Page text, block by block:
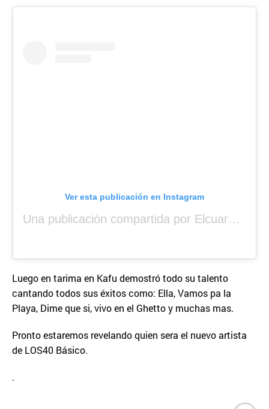
Ver esta publicación en Instagram
Una publicación compartida por Elcuara (@elcuara.25)
Luego en tarima en Kafu demostró todo su talento
cantando todos sus éxitos como: Ella, Vamos pa la
Playa, Dime que si, vivo en el Ghetto y muchas mas.
Pronto estaremos revelando quien sera el nuevo artista
de LOS40 Básico.
.